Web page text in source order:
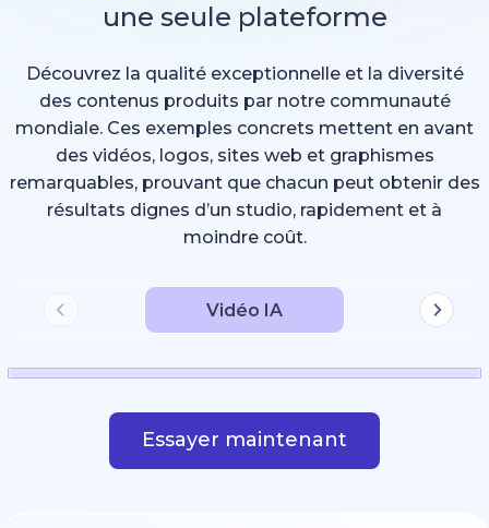
une seule plateforme
Découvrez la qualité exceptionnelle et la diversité
des contenus produits par notre communauté
mondiale. Ces exemples concrets mettent en avant
des vidéos, logos, sites web et graphismes
remarquables, prouvant que chacun peut obtenir des
résultats dignes d’un studio, rapidement et à
moindre coût.
Vidéo IA
Essayer maintenant